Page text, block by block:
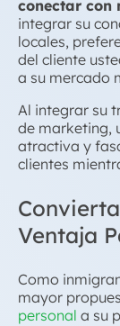
conectar con
integrar su
locales,
del cliente
a su mercado
Al integrar su
de marketing,
atractiva y
clientes
Ventaja
Como
mayor
personal a su